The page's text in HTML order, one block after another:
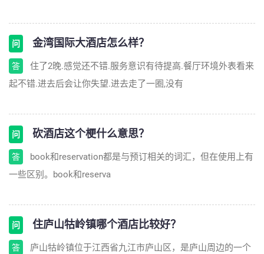
问 金湾国际大酒店怎么样？
答
住了2晚.感觉还不错.服务意识有待提高.餐厅环境外表看来
起不错.进去后会让你失望.进去走了一圈,没有
问 砍酒店这个梗什么意思？
答
book和reservation都是与预订相关的词汇，但在使用上有
一些区别。book和reserva
问 住庐山牯岭镇哪个酒店比较好？
答
庐山牯岭镇位于江西省九江市庐山区，是庐山周边的一个